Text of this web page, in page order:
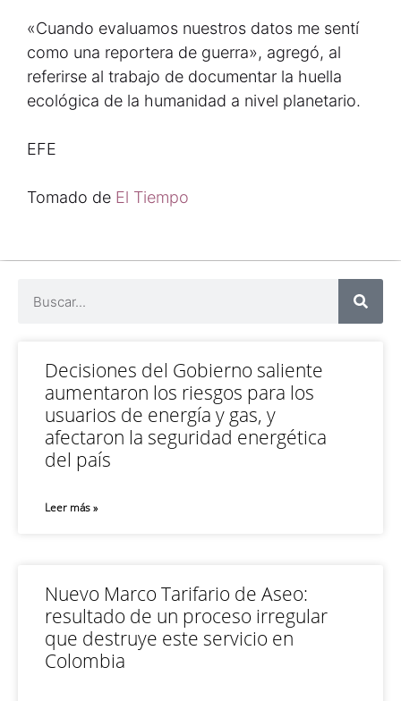
«Cuando evaluamos nuestros datos me sentí
como una reportera de guerra», agregó, al
referirse al trabajo de documentar la huella
ecológica de la humanidad a nivel planetario.
EFE
Tomado de El Tiempo
Decisiones del Gobierno saliente
aumentaron los riesgos para los
usuarios de energía y gas, y
afectaron la seguridad energética
del país
Leer más »
Nuevo Marco Tarifario de Aseo:
resultado de un proceso irregular
que destruye este servicio en
Colombia